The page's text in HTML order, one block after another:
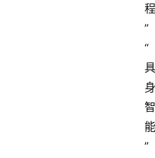
程
”
“
具
身
智
能
”